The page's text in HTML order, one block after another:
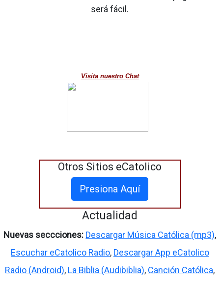
será fácil.
Visita nuestro Chat
Otros Sitios eCatolico
Presiona Aquí
Actualidad
Nuevas seccciones: Descargar Música Católica (mp3),
Escuchar eCatolico Radio, Descargar App eCatolico
Radio (Android), La Biblia (Audibiblia), Canción Católica,